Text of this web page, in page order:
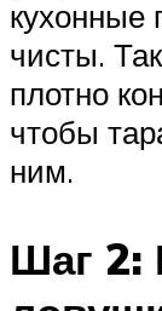
кухонные
чисты.
плотно
чтобы
ним.
Шаг 2: